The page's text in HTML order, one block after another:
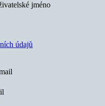
jméno
údajů